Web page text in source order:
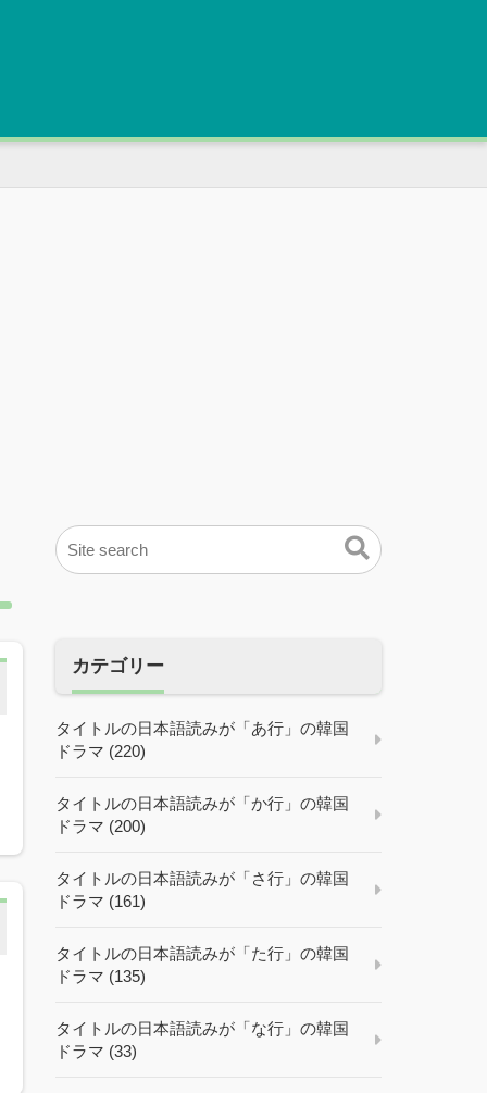
カテゴリー
タイトルの日本語読みが「あ行」の韓国
ドラマ (220)
タイトルの日本語読みが「か行」の韓国
ドラマ (200)
タイトルの日本語読みが「さ行」の韓国
ドラマ (161)
タイトルの日本語読みが「た行」の韓国
ドラマ (135)
タイトルの日本語読みが「な行」の韓国
ドラマ (33)